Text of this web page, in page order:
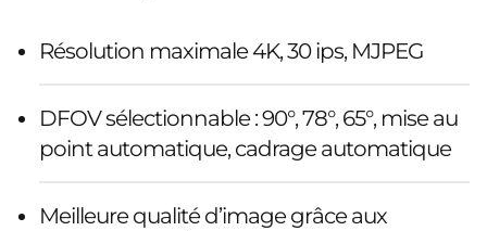
Résolution maximale 4K, 30 ips, MJPEG
DFOV sélectionnable : 90°, 78°, 65°, mise au
point automatique, cadrage automatique
Meilleure qualité d’image grâce aux